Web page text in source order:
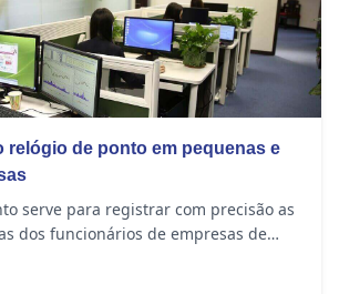
relógio de ponto em pequenas e
serve para registrar com precisão as
dos funcionários de empresas de